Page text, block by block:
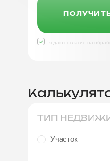
я даю согласие на
ТИП
Участок